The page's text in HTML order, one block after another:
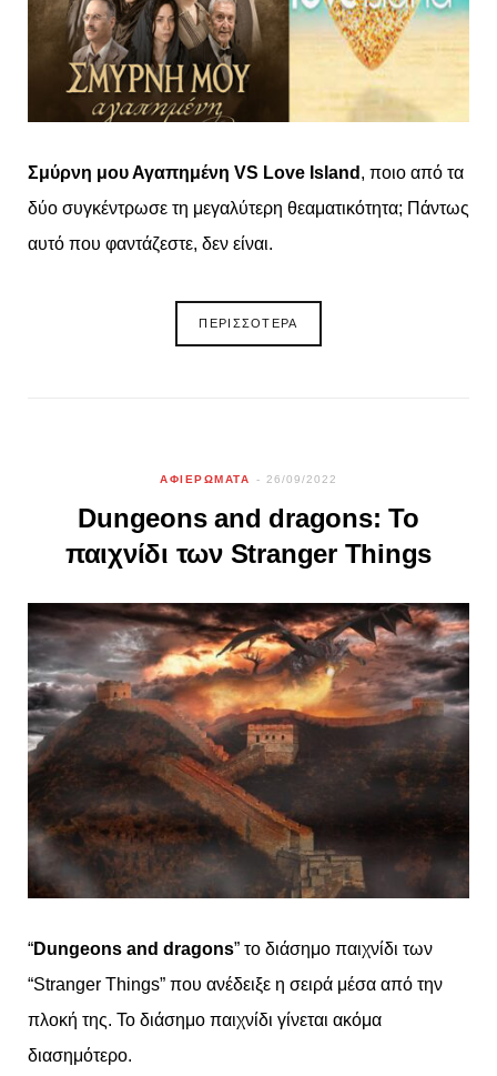
Σμύρνη μου Αγαπημένη VS Love Island , ποιο από τα
δύο συγκέντρωσε τη μεγαλύτερη θεαματικότητα; Πάντως
αυτό που φαντάζεστε, δεν είναι.
ΠΕΡΙΣΣΟΤΕΡΑ
ΑΦΙΕΡΩΜΑΤΑ 26/09/2022
Dungeons and dragons: Το
παιχνίδι των Stranger Things
“Dungeons and dragons” το διάσημο παιχνίδι των
“Stranger Things” που ανέδειξε η σειρά μέσα από την
πλοκή της. Το διάσημο παιχνίδι γίνεται ακόμα
διασημότερο.